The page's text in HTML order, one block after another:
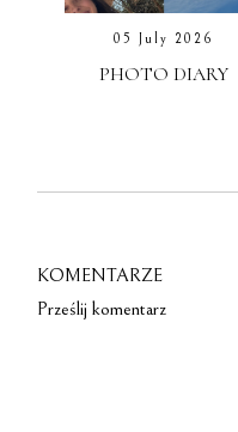
05 July 2026
PHOTO DIARY
KOMENTARZE
Prześlij komentarz